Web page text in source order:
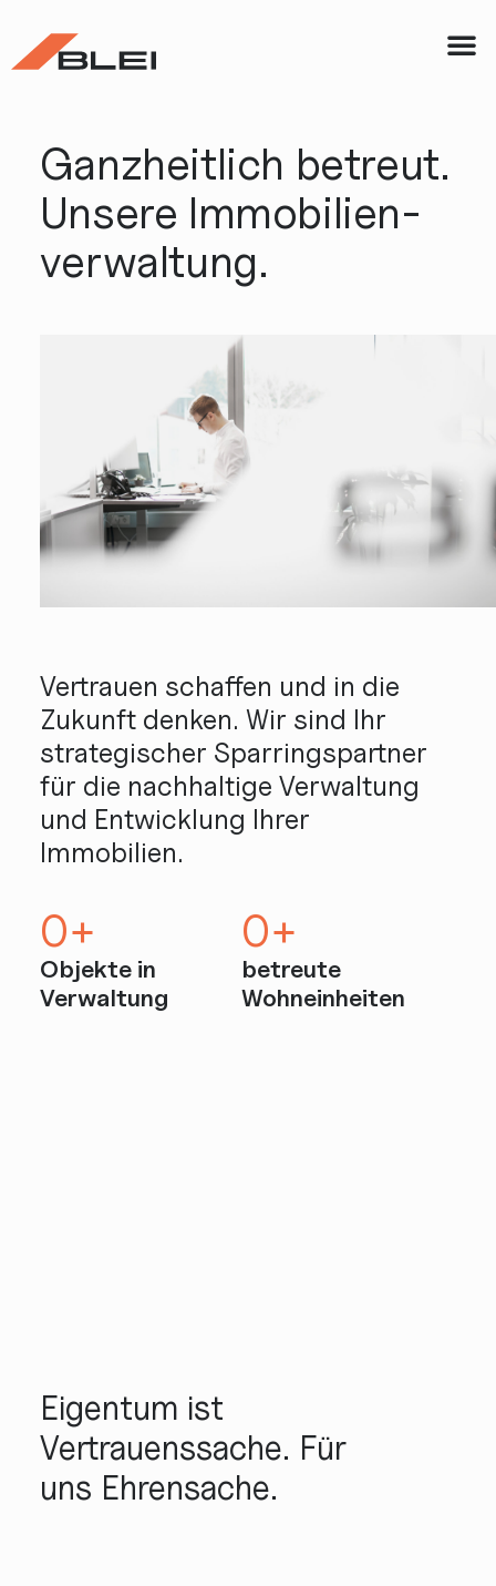
Ganzheitlich betreut.
Unsere Immobilien­
verwaltung.
Vertrauen schaffen und in die
Zukunft denken. Wir sind Ihr
strategischer Sparringspartner
für die nachhaltige Verwaltung
und Entwicklung Ihrer
Immobilien.
Objekte in
Verwaltung
0+
betreute
Wohneinheiten
0+
Eigentum ist
Vertrauenssache. Für
uns Ehrensache.